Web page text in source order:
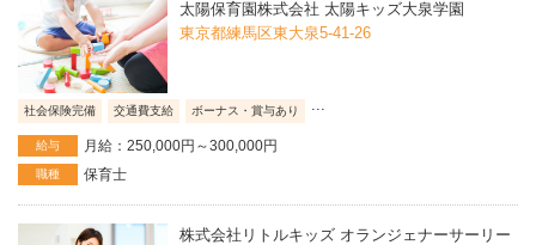
太陽保育園株式会社 太陽キッズ大泉学園
東京都練馬区東大泉5-41-26
社会保険完備 交通費支給 ボーナス・賞与あり
給与 月給：250,000円～300,000円
職種 保育士
株式会社リトルキッズ オランジェナーサーリー